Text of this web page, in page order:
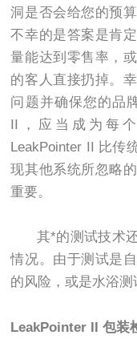
洞是否会给您的预
不幸的是答案是肯
量能达到零售率，
的客人直接扔掉。
问题并确保您的品
II，应当成为每
LeakPointer II 比传
现其他系统所忽略
重要。
其*的测试技术还
情况。由于测试是
的风险，或是水浴测
LeakPointer II 包装